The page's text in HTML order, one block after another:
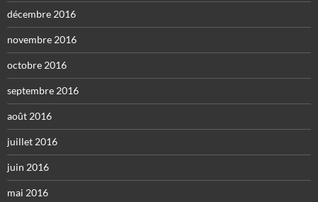
décembre 2016
novembre 2016
octobre 2016
septembre 2016
août 2016
juillet 2016
juin 2016
mai 2016